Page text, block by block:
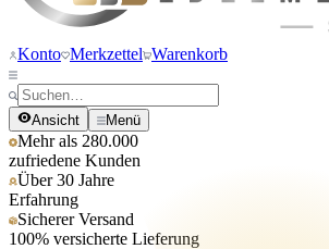
Konto Merkzettel Warenkorb
Ansicht Menü
Mehr als 280.000
zufriedene Kunden
Über 30 Jahre
Erfahrung
Sicherer Versand
100% versicherte Lieferung